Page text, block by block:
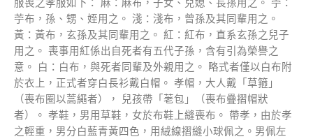
苧布，孫、甥、姪用之。 淺：淺布，曾孫及其同輩用之。
黃：黃布，玄孫及其同輩用之。 紅：紅布，直系玄孫之兒子
用之。 喪事用紅係出自死者有五代子孫，含有引為榮譽之
意。 白：白布，與死者同輩及外親用之。 略式者僅以白布附
於衣上，正式者穿白長衫戴白帽。 孝帽，大人戴「草箍」
（喪布圈以蒿繩者）， 兒孩帶「荖包」（喪布疊摺帽狀
者）。 孝鞋，男用草鞋，女於布鞋上縫喪布。 帶孝，由於孝
之輕重，男分白藍青黃四色，用絨線摺縫小球佩之。男佩左